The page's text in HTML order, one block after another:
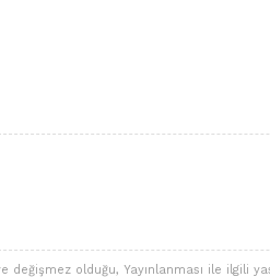
olduğu, Yayınlanması ile ilgili